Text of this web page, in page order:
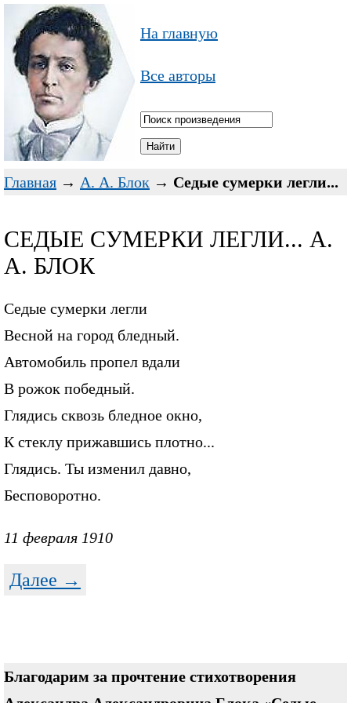
На главную
Все авторы
Главная → А. А. Блок → Седые сумерки легли...
СЕДЫЕ СУМЕРКИ ЛЕГЛИ... А.
А. БЛОК
Седые сумерки легли
Весной на город бледный.
Автомобиль пропел вдали
В рожок победный.
Глядись сквозь бледное окно,
К стеклу прижавшись плотно...
Глядись. Ты изменил давно,
Бесповоротно.
11 февраля 1910
Далее →
Благодарим за прочтение стихотворения